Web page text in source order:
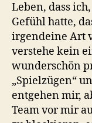
Leben, dass
Gefühl hatte,
irgendeine Art
verstehe kein
wunderschön
„Spielzügen“
entgehen mir,
Team vor mir